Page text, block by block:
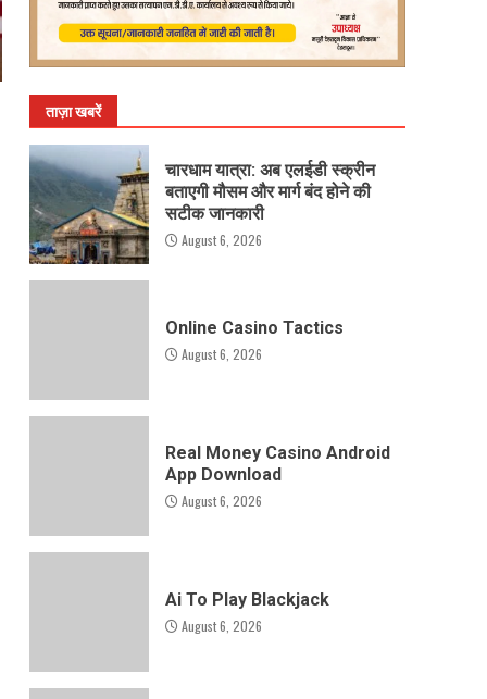
ताज़ा खबरें
चारधाम यात्रा: अब एलईडी स्क्रीन
बताएगी मौसम और मार्ग बंद होने की
सटीक जानकारी
August 6, 2026
Online Casino Tactics
August 6, 2026
Real Money Casino Android
App Download
August 6, 2026
Ai To Play Blackjack
August 6, 2026